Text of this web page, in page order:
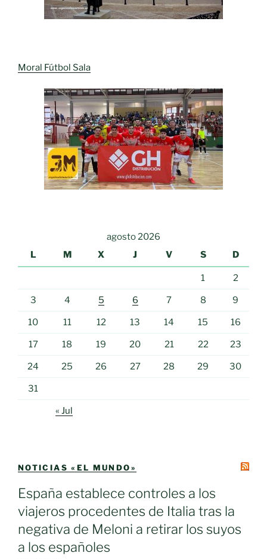
Moral Fútbol Sala
agosto 2026
L
M X J V S D
1 2
3 4 5 6 7 8 9
10 11 12 13 14 15 16
17 18 19 20 21 22 23
24 25 26 27 28 29 30
31
« Jul
NOTICIAS «EL MUNDO»
España establece controles a los
viajeros procedentes de Italia tras la
negativa de Meloni a retirar los suyos
a los españoles